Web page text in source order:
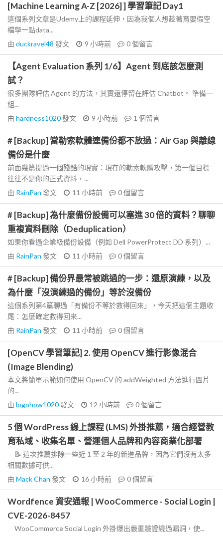
[Machine Learning A-Z [2026] ] 學習筆記 Day1
這個系列文章是Udemy上的課程延伸，因為我個人想趁著育嬰假空
檔學一點data...
由 duckravel48 發文 9 小時前 0個留言
【Agent Evaluation 系列 1/6】Agent 到底該怎麼測
試？
很多團隊評估 Agent 的方法，其實還停留在評估 Chatbot。 準備一
組...
由 hardness1020發文 9 小時前 1 個留言
# [Backup] 當勒索軟體連備份都不放過：Air Gap 與離線
備份是什麼
前面幾篇提過一個殘酷的現實：現在的勒索軟體攻擊，第一個目標
往往不是你的正式資料，...
由 RainPan 發文 11 小時前 0個留言
# [Backup] 為什麼備份設備可以塞進 30 倍的資料？聊聊
重複資料刪除（Deduplication）
如果你看過企業級備份設備（例如 Dell PowerProtect DD 系列）...
由 RainPan 發文 11 小時前 0個留言
# [Backup] 備份界最常被跳過的一步：還原演練，以及
為什麼「沒演練過的備份」等於沒備份
這個系列第4篇聊過「有備份不等於救得回來」，今天把這個主題收
尾：怎麼確定救得回來...
由 RainPan 發文 11 小時前 0個留言
[OpenCV 學習筆記] 2. 使用 OpenCV 進行影像混合
(Image Blending)
本文將簡單示範如何使用 OpenCV 的 addWeighted 方法進行圖片
的...
由 logohow1020發文 12 小時前 0個留言
5 個 WordPress 線上課程 (LMS) 外掛推薦，適合經營教
育私域、收集名單、營運個人品牌和內容商業化部署
📝 這次推薦排除一些近 1 至 2 年的新進品牌，因為它們沒有太多
相關數據可供...
由 Mack Chan 發文 16 小時前 0個留言
Wordfence 資安通報 | WooCommerce - Social Login |
CVE-2026-8457
WooCommerce Social Login 外掛爆出嚴重驗證繞過漏洞，使...